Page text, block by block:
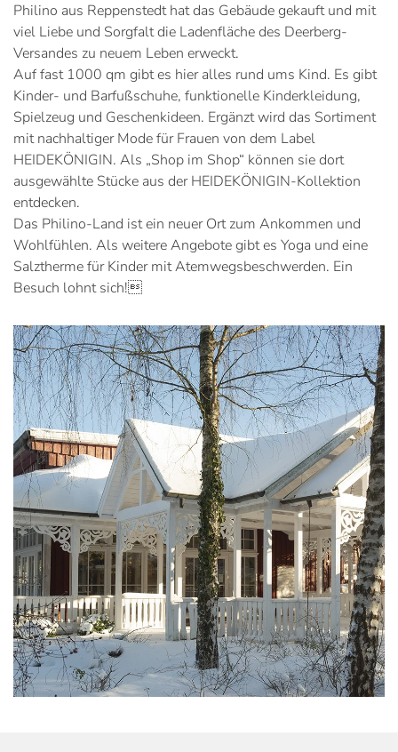
Philino aus Reppenstedt hat das Gebäude gekauft und mit
viel Liebe und Sorgfalt die Ladenfläche des Deerberg-
Versandes zu neuem Leben erweckt.
Auf fast 1000 qm gibt es hier alles rund ums Kind. Es gibt
Kinder- und Barfußschuhe, funktionelle Kinderkleidung,
Spielzeug und Geschenkideen. Ergänzt wird das Sortiment
mit nachhaltiger Mode für Frauen von dem Label
HEIDEKÖNIGIN. Als „Shop im Shop“ können sie dort
ausgewählte Stücke aus der HEIDEKÖNIGIN-Kollektion
entdecken.
Das Philino-Land ist ein neuer Ort zum Ankommen und
Wohlfühlen. Als weitere Angebote gibt es Yoga und eine
Salztherme für Kinder mit Atemwegsbeschwerden. Ein
Besuch lohnt sich!